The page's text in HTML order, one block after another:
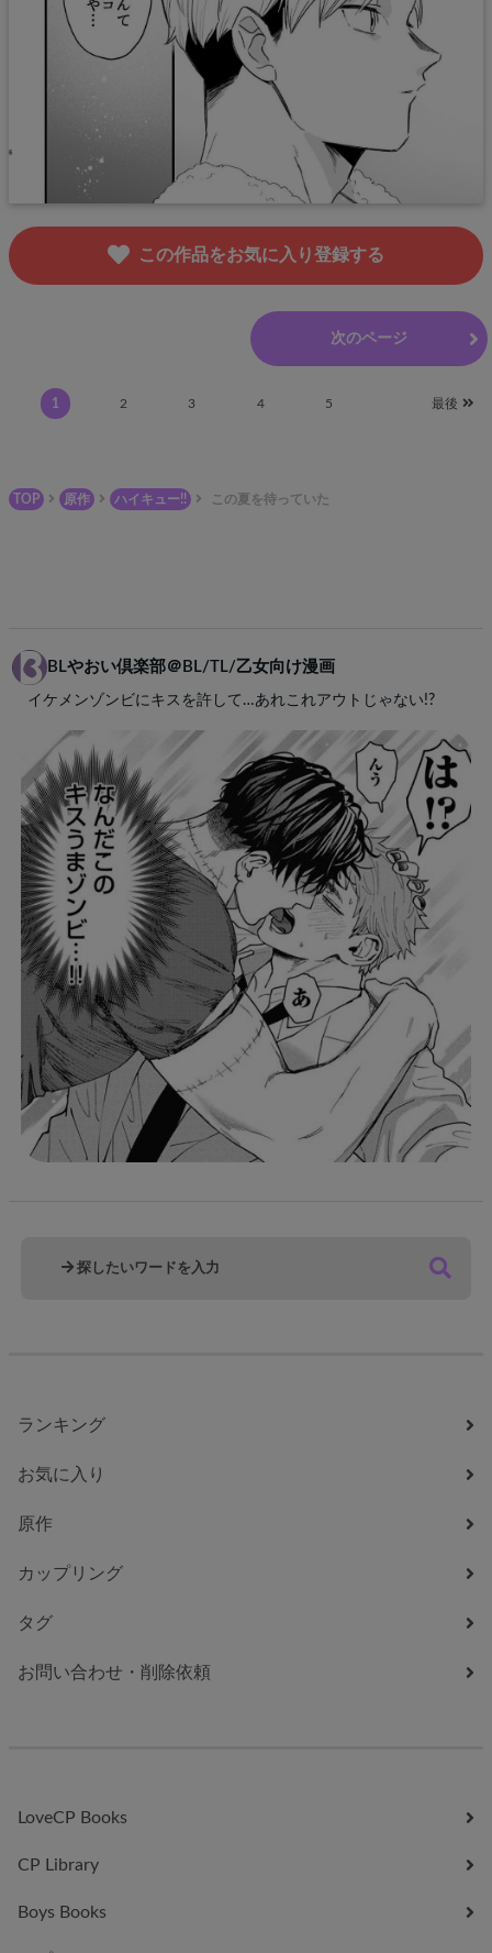
この作品をお気に入り登録する
次のページ
1 2 3 4 5 最後
TOP 原作 ハイキュー!! この夏を待っていた
BLやおい倶楽部＠BL/TL/乙女向け漫画
イケメンゾンビにキスを許して…あれこれアウトじゃない!?
ランキング
お気に入り
原作
カップリング
タグ
お問い合わせ・削除依頼
LoveCP Books
CP Library
Boys Books